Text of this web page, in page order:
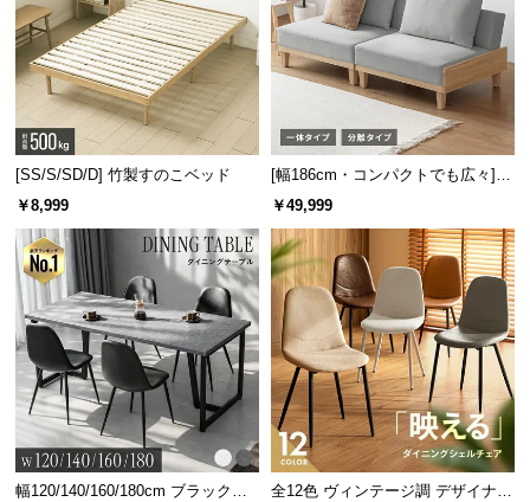
[SS/S/SD/D] 竹製すのこベッド
￥8,999
[幅186cm・コンパクトでも広々] 3
人掛けソファベッド リクライニン
グ 天然木フレーム 北欧
￥49,999
幅120/140/160/180cm ブラックフ
全12色 ヴィンテージ調 デザイナー